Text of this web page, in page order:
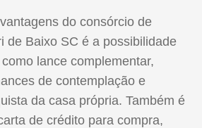
do consórcio de
de Baixo SC é a possibilidade
lance complementar,
de contemplação e
da casa própria. Também é
de crédito para compra,